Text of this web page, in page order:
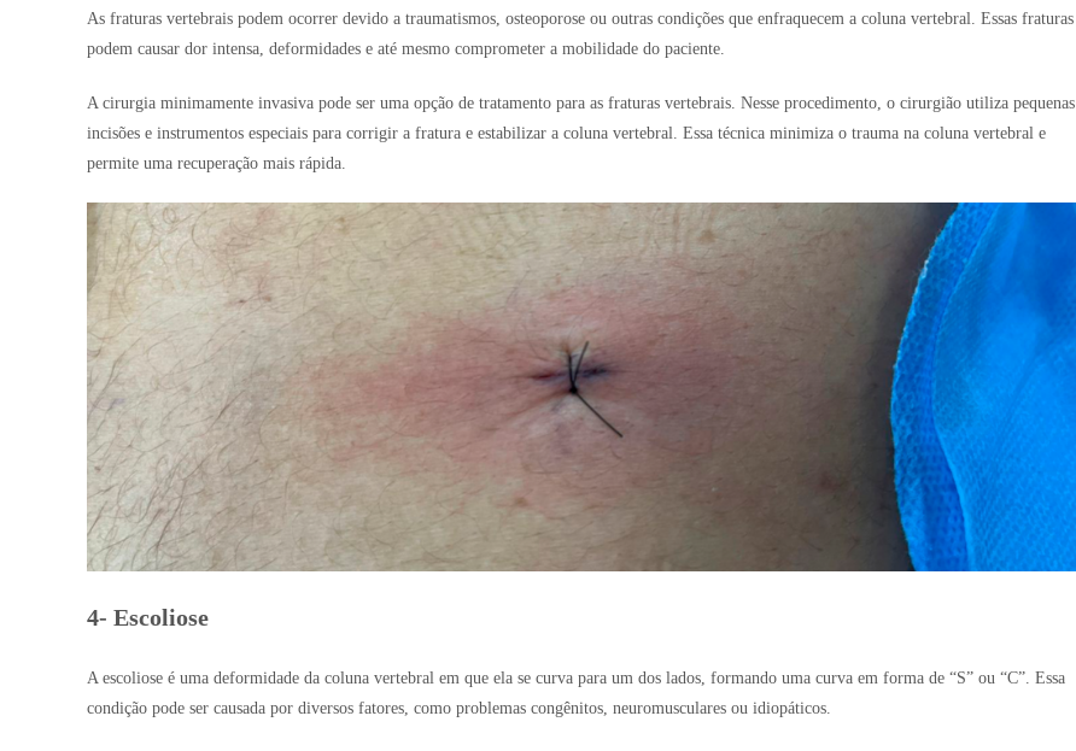
As fraturas vertebrais podem ocorrer devido a traumatismos, osteoporose ou outras condições que enfraquecem a coluna vertebral. Essas fraturas
podem causar dor intensa, deformidades e até mesmo comprometer a mobilidade do paciente.
A cirurgia minimamente invasiva pode ser uma opção de tratamento para as fraturas vertebrais. Nesse procedimento, o cirurgião utiliza pequenas
incisões e instrumentos especiais para corrigir a fratura e estabilizar a coluna vertebral. Essa técnica minimiza o trauma na coluna vertebral e
permite uma recuperação mais rápida.
4- Escoliose
A escoliose é uma deformidade da coluna vertebral em que ela se curva para um dos lados, formando uma curva em forma de “S” ou “C”. Essa
condição pode ser causada por diversos fatores, como problemas congênitos, neuromusculares ou idiopáticos.